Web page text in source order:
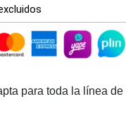
para toda la línea